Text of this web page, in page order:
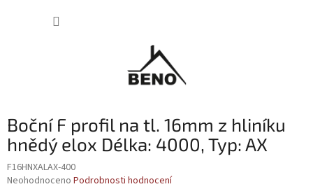
Boční F profil na tl. 16mm z hliníku
hnědý elox Délka: 4000, Typ: AX
F16HNXALAX-400
Průměrné
Neohodnoceno Podrobnosti hodnocení